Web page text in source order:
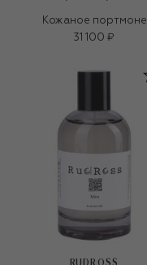
Кожаное портмоне
31 100 ₽